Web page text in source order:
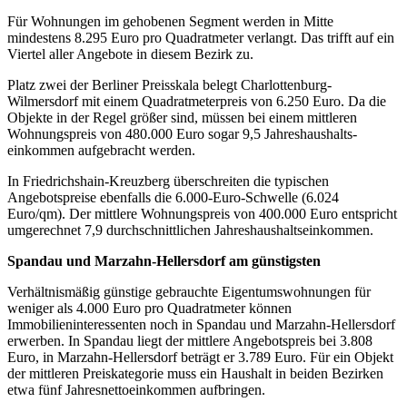
Für Wohnungen im gehobenen Segment werden in Mitte
mindestens 8.295 Euro pro Quadratmeter verlangt. Das trifft auf ein
Viertel aller Angebote in diesem Bezirk zu.
Platz zwei der Berliner Preisskala belegt Charlottenburg-
Wilmersdorf mit einem Quadrat­meterpreis von 6.250 Euro. Da die
Objekte in der Regel größer sind, müssen bei einem mittleren
Wohnungspreis von 480.000 Euro sogar 9,5 Jahreshaushalts­
einkommen aufgebracht werden.
In Friedrichshain-Kreuzberg überschreiten die typischen
Angebotspreise ebenfalls die 6.000-Euro-Schwelle (6.024
Euro/qm). Der mittlere Wohnungspreis von 400.000 Euro entspricht
umgerechnet 7,9 durchschnittlichen Jahreshaushaltseinkommen.
Spandau und Marzahn-Hellersdorf am günstigsten
Verhältnismäßig günstige gebrauchte Eigentumswohnungen für
weniger als 4.000 Euro pro Quadratmeter können
Immobilieninteressenten noch in Spandau und Marzahn-Hellersdorf
erwerben. In Spandau liegt der mittlere Angebotspreis bei 3.808
Euro, in Marzahn-Hellersdorf beträgt er 3.789 Euro. Für ein Objekt
der mittleren Preiskategorie muss ein Haushalt in beiden Bezirken
etwa fünf Jahresnetto­einkommen aufbringen.